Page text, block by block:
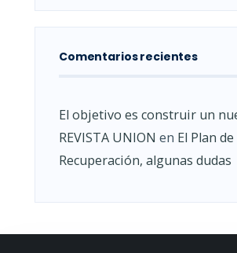
Comentarios recientes
El objetivo es construir un
REVISTA UNION en El Plan de
Recuperación, algunas dudas